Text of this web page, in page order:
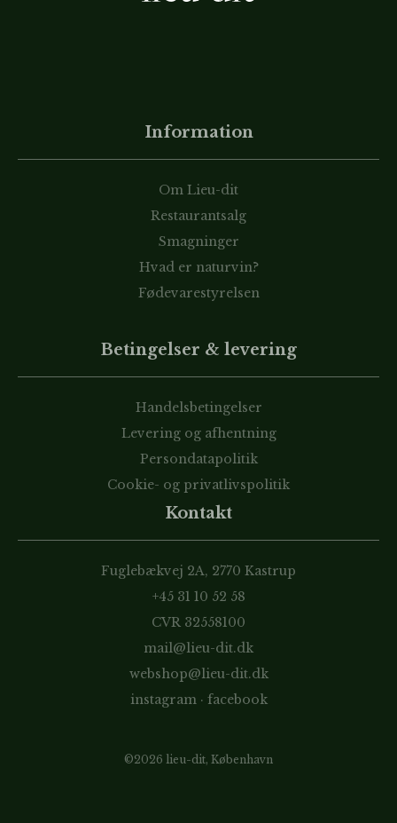
Information
Om Lieu-dit
Restaurantsalg
Smagninger
Hvad er naturvin?
Fødevarestyrelsen
Betingelser & levering
Handelsbetingelser
Levering og afhentning
Persondatapolitik
Cookie- og privatlivspolitik
Kontakt
Fuglebækvej 2A, 2770 Kastrup
+45 31 10 52 58
CVR 32558100
mail@lieu-dit.dk
webshop@lieu-dit.dk
instagram· facebook
©2026 lieu-dit, København